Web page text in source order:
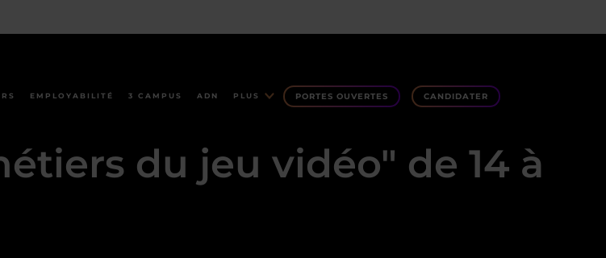
EMPLOYABILITÉ 3 CAMPUS ADN PLUS PORTES OUVERTES CANDIDATER
du jeu vidéo" de 14 à